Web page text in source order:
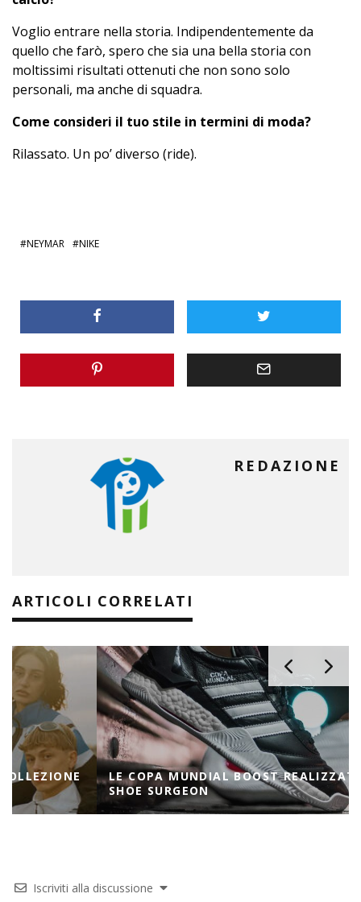
Voglio entrare nella storia. Indipendentemente da
quello che farò, spero che sia una bella storia con
moltissimi risultati ottenuti che non sono solo
personali, ma anche di squadra.
Come consideri il tuo stile in termini di moda?
Rilassato. Un po’ diverso (ride).
NEYMAR NIKE
REDAZIONE
ARTICOLI CORRELATI
LE COPA MUNDIAL BOOST REALIZZATE DA THE
SHOE SURGEON
Iscriviti alla discussione